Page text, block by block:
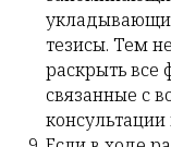
тезисы. Тем
раскрыть все
связанные с